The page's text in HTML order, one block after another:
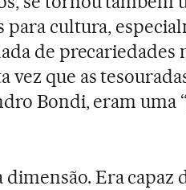
cultura,
de precariedades
vez que as
Bondi, eram uma
Era capaz